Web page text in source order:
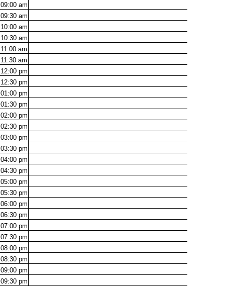
09:00 am
09:30 am
10:00 am
10:30 am
11:00 am
11:30 am
12:00 pm
12:30 pm
01:00 pm
01:30 pm
02:00 pm
02:30 pm
03:00 pm
03:30 pm
04:00 pm
04:30 pm
05:00 pm
05:30 pm
06:00 pm
06:30 pm
07:00 pm
07:30 pm
08:00 pm
08:30 pm
09:00 pm
09:30 pm